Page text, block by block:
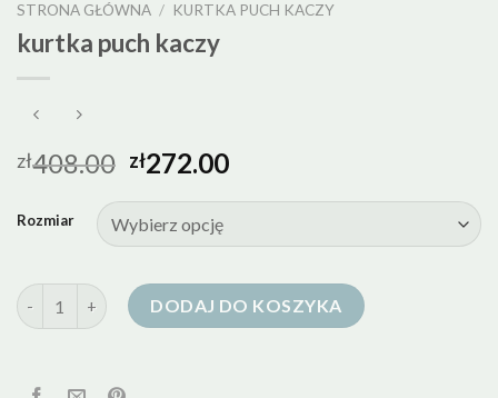
STRONA GŁÓWNA / KURTKA PUCH KACZY
kurtka puch kaczy
zł408.00 zł272.00
Rozmiar
ilość kurtka puch kaczyDODAJ DO KOSZYKA